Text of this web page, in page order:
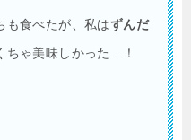
も食べたが、私はずんだ
ちゃ美味しかった…！